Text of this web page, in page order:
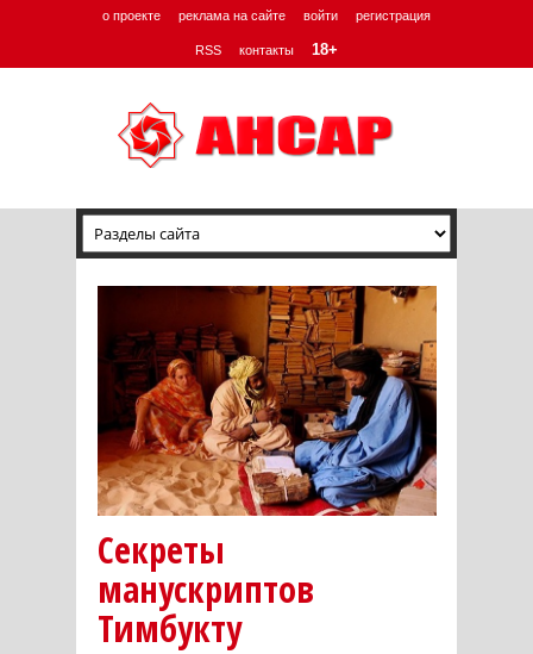
о проекте реклама на сайте войти регистрация
RSS контакты 18+
Секреты
манускриптов
Тимбукту